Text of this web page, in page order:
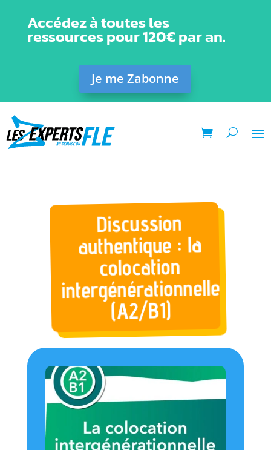
Accédez à toutes les
ressources pour 120€ par an.
Je me Zabonne
Discussion
authentique : la
colocation
intergénérationnelle
(A2/B1)